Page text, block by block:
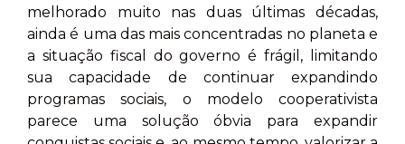
melhorado muito nas duas últimas décadas,
ainda é uma das mais concentradas no planeta e
a situação fiscal do governo é frágil, limitando
sua capacidade de continuar expandindo
programas sociais, o modelo cooperativista
parece uma solução óbvia para expandir